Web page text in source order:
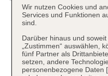
Wir nutzen Cookies und
Services und Funktionen
sind.
Darüber hinaus und
„Zustimmen“ auswählen,
fünf Partner als
setzen, andere
personenbezogene Daten